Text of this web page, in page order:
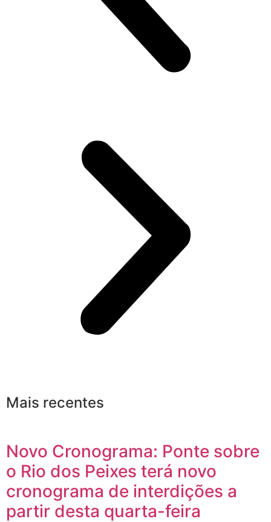
Mais recentes
Novo Cronograma: Ponte sobre
o Rio dos Peixes terá novo
cronograma de interdições a
partir desta quarta-feira